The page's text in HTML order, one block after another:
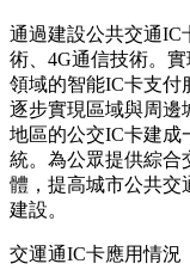
通過建設公共交通IC
術、4G通信技術。
領域的智能IC卡支付
逐步實現區域與周邊
地區的公交IC卡建成
統。為公眾提供綜合
體，提高城市公共交
建設。
交運通IC卡應用情況